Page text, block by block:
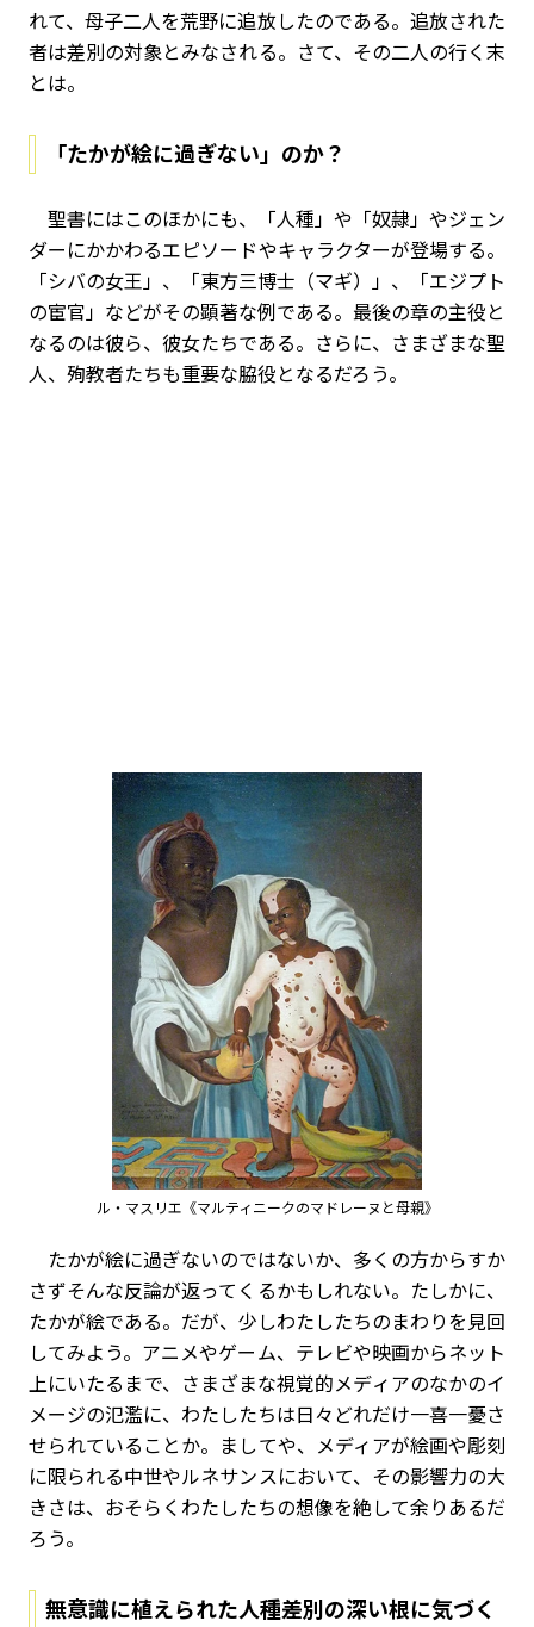
れて、母子二人を荒野に追放したのである。追放された
者は差別の対象とみなされる。さて、その二人の行く末
とは。
「たかが絵に過ぎない」のか？
聖書にはこのほかにも、「人種」や「奴隷」やジェン
ダーにかかわるエピソードやキャラクターが登場する。
「シバの女王」、「東方三博士（マギ）」、「エジプト
の宦官」などがその顕著な例である。最後の章の主役と
なるのは彼ら、彼女たちである。さらに、さまざまな聖
人、殉教者たちも重要な脇役となるだろう。
ル・マスリエ《マルティニークのマドレーヌと母親》
たかが絵に過ぎないのではないか、多くの方からすか
さずそんな反論が返ってくるかもしれない。たしかに、
たかが絵である。だが、少しわたしたちのまわりを見回
してみよう。アニメやゲーム、テレビや映画からネット
上にいたるまで、さまざまな視覚的メディアのなかのイ
メージの氾濫に、わたしたちは日々どれだけ一喜一憂さ
せられていることか。ましてや、メディアが絵画や彫刻
に限られる中世やルネサンスにおいて、その影響力の大
きさは、おそらくわたしたちの想像を絶して余りあるだ
ろう。
無意識に植えられた人種差別の深い根に気づく